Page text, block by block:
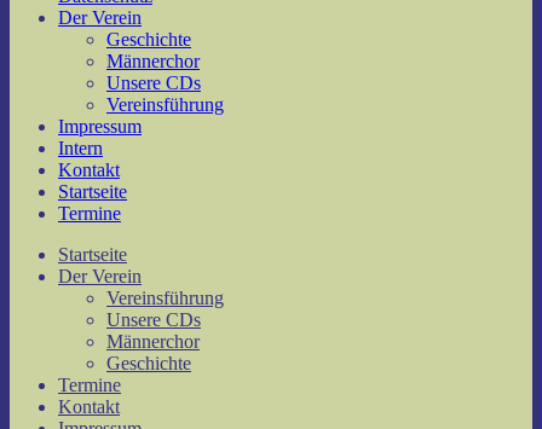
Der Verein
Geschichte
Männerchor
Unsere CDs
Vereinsführung
Impressum
Intern
Kontakt
Startseite
Termine
Startseite
Der Verein
Vereinsführung
Unsere CDs
Männerchor
Geschichte
Termine
Kontakt